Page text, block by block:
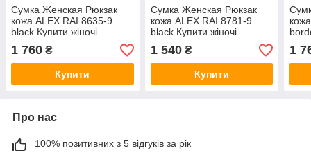
Сумка Женская Рюкзак
кожа ALEX RAI 8635-9
black.Купити жіночі
рюкзаки гуртом і в роздріб
із натуральної шкіри в
Україні
1 760 ₴
Купити
Сумка Женская Рюкзак
кожа ALEX RAI 8781-9
black.Купити жіночі
рюкзаки гуртом і в роздріб
із натуральної шкіри в
Україні
1 540₴
Купити
із
1
Про нас
100% позитивних з 5 відгуків за рік